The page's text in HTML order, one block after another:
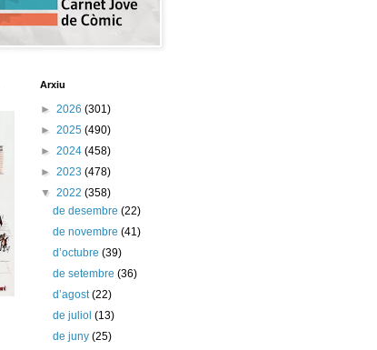
Arxiu
► 2026 (301)
► 2025 (490)
► 2024 (458)
► 2023 (478)
▼ 2022 (358)
de desembre(22)
de novembre(41)
d’octubre(39)
de setembre(36)
d’agost(22)
de juliol(13)
de juny(25)